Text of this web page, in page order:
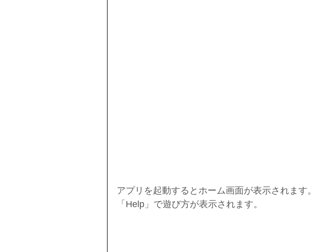
アプリを起動するとホーム画面が表示されます。
「Help」で遊び方が表示されます。